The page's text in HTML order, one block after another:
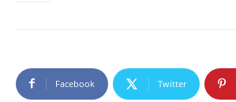
Facebook Twitter